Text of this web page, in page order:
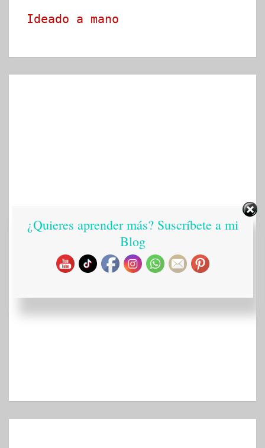
Ideado a mano
¿Quieres aprender más? Suscríbete a mi
Blog